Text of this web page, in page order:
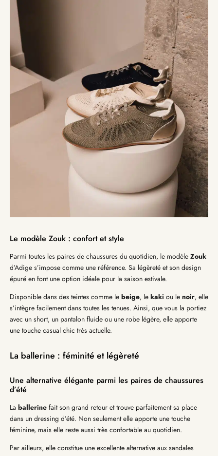
Le modèle Zouk : confort et style
Parmi toutes les paires de chaussures du quotidien, le modèle Zouk
d’Adige s’impose comme une référence. Sa légèreté et son design
épuré en font une option idéale pour la saison estivale.
Disponible dans des teintes comme le beige, le kaki ou le noir, elle
s’intègre facilement dans toutes les tenues. Ainsi, que vous la portiez
avec un short, un pantalon fluide ou une robe légère, elle apporte
une touche casual chic très actuelle.
La ballerine : féminité et légèreté
Une alternative élégante parmi les paires de chaussures
d’été
La ballerine fait son grand retour et trouve parfaitement sa place
dans un dressing d’été. Non seulement elle apporte une touche
féminine, mais elle reste aussi très confortable au quotidien.
Par ailleurs, elle constitue une excellente alternative aux sandales